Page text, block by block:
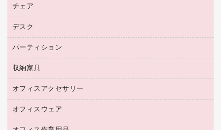
コピートナー
インクカートリッジ
ハガキ用紙
その他コピー用紙・プリンタ用紙
コピー用紙
パソコンバッグ／収納用品
ネットワーク／ＬＡＮ機器
ネットワーク／ＬＡＮアクセサリー
セキュリティ用品
ＵＳＢハブ／ＵＳＢアクセサリー
ＯＡフィルター
プロジェクタ
ファクシミリ
デジタルカメラ
スキャナー
コピー機
ＣＤ－ＲＷ
ＣＤ－Ｒ
メディア収納用品
プリンタ
チェア
応接イス・ベンチ
オフィスチェア
デスク
ミーティングテーブル
デスク
カウンター
パーティション
ホワイトボード・黒板
収納家具
保管庫・書庫
ロッカー・下駄箱
オフィスアクセサリー
オフィスアクセサリー
オフィスウェア